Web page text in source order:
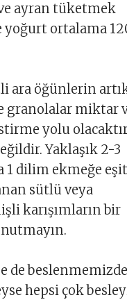
ayran tüketmek
yoğurt ortalama
ara öğünlerin
granolalar miktar
yolu
Yaklaşık 2-3
1 dilim ekmeğe
sütlü veya
karışımların bir
de beslenmemizde
hepsi çok